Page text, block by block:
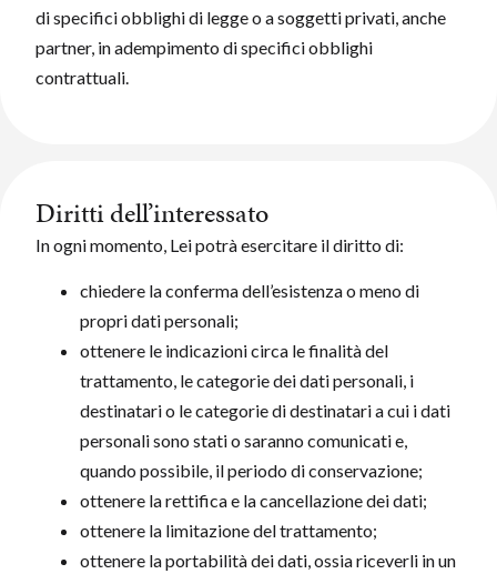
di specifici obblighi di legge o a soggetti privati, anche
partner, in adempimento di specifici obblighi
contrattuali.
Diritti dell’interessato
In ogni momento, Lei potrà esercitare il diritto di:
chiedere la conferma dell’esistenza o meno di
propri dati personali;
ottenere le indicazioni circa le finalità del
trattamento, le categorie dei dati personali, i
destinatari o le categorie di destinatari a cui i dati
personali sono stati o saranno comunicati e,
quando possibile, il periodo di conservazione;
ottenere la rettifica e la cancellazione dei dati;
ottenere la limitazione del trattamento;
ottenere la portabilità dei dati, ossia riceverli in un